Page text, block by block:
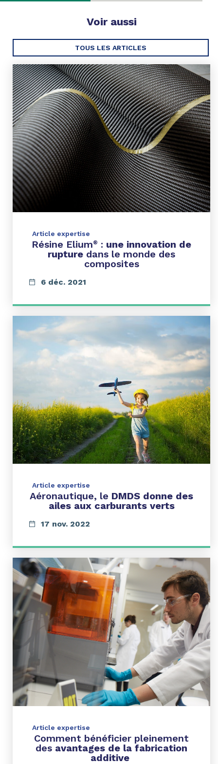
Voir aussi
TOUS LES ARTICLES
Article expertise
Résine Elium® : une innovation de
rupture dans le monde des
composites
6 déc. 2021
Article expertise
Aéronautique, le DMDS donne des
ailes aux carburants verts
17 nov. 2022
Article expertise
Comment bénéficier pleinement
des avantages de la fabrication
additive